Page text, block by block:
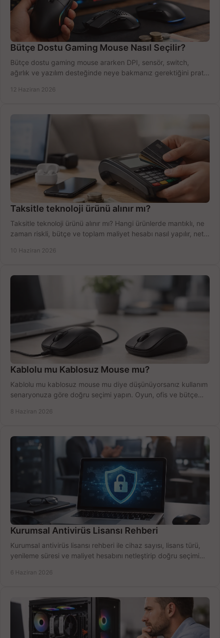
Bütçe Dostu Gaming Mouse Nasıl Seçilir?
Bütçe dostu gaming mouse ararken DPI, sensör, switch,
ağırlık ve yazılım desteğinde neye bakmanız gerektiğini pratik
12 Haziran 2026
Taksitle teknoloji ürünü alınır mı?
Taksitle teknoloji ürünü alınır mı? Hangi ürünlerde mantıklı, ne
zaman riskli, bütçe ve toplam maliyet hesabı nasıl yapılır, net
10 Haziran 2026
Kablolu mu Kablosuz Mouse mu?
Kablolu mu kablosuz mouse mu diye düşünüyorsanız kullanım
senaryonuza göre doğru seçimi yapın. Oyun, ofis ve bütçe
8 Haziran 2026
Kurumsal Antivirüs Lisansı Rehberi
Kurumsal antivirüs lisansı rehberi ile cihaz sayısı, lisans türü,
yenileme süresi ve maliyet hesabını netleştirip doğru seçimi
6 Haziran 2026